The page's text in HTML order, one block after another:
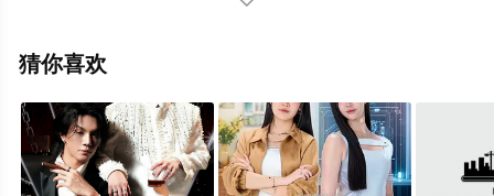
机免费观看高清无删减完整版电视剧全集就上星辰影视，
台了解。
猜你喜欢